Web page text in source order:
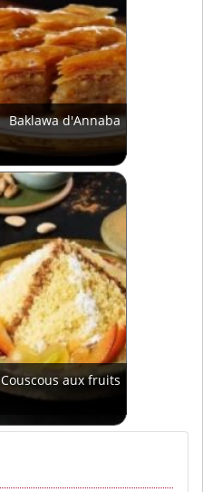
Baklawa d'Annaba
Couscous aux fruits